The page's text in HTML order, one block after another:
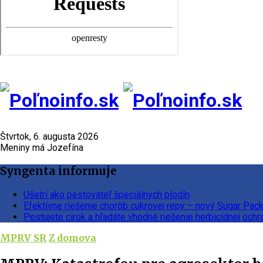
Štvrtok, 6. augusta 2026
Meniny má Jozefína
Syngenta informuje
Ušetri ako pestovateľ špeciálnych plodín
Efektívne riešenie chorôb cukrovej repy – nový Sugar Pack
Pestujete cirok a hľadáte vhodné riešenie herbicídnej
MPRV SR Z domova